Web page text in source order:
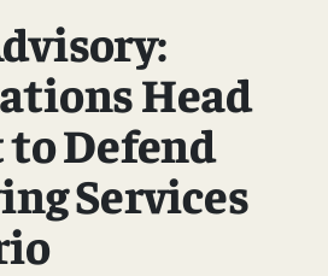
Head
Defend
Services